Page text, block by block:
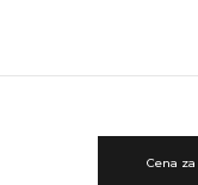
Cena